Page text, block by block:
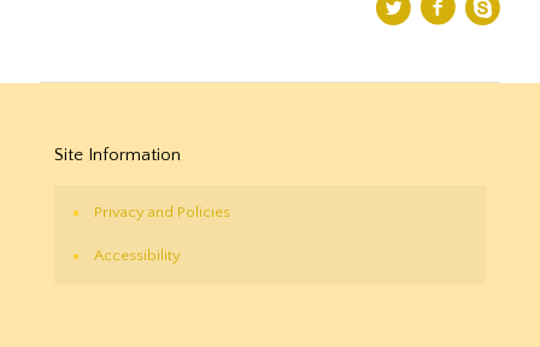
Site Information
Privacy and Policies
Accessibility